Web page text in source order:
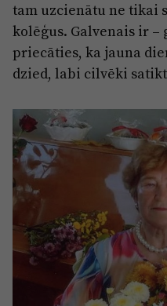
tam uzcienātu ne tikai
kolēģus. Galvenais ir
priecāties, ka jauna
dzied, labi cilvēki